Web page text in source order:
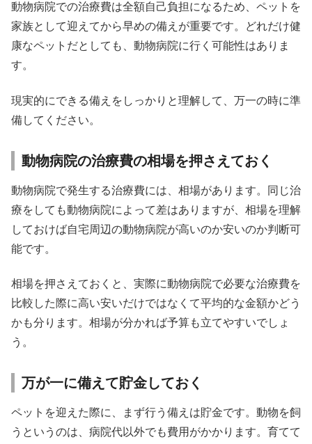
動物病院での治療費は全額自己負担になるため、ペットを
家族として迎えてから早めの備えが重要です。どれだけ健
康なペットだとしても、動物病院に行く可能性はありま
す。
現実的にできる備えをしっかりと理解して、万一の時に準
備してください。
動物病院の治療費の相場を押さえておく
動物病院で発生する治療費には、相場があります。同じ治
療をしても動物病院によって差はありますが、相場を理解
しておけば自宅周辺の動物病院が高いのか安いのか判断可
能です。
相場を押さえておくと、実際に動物病院で必要な治療費を
比較した際に高い安いだけではなくて平均的な金額かどう
かも分ります。相場が分かれば予算も立てやすいでしょ
う。
万が一に備えて貯金しておく
ペットを迎えた際に、まず行う備えは貯金です。動物を飼
うというのは、病院代以外でも費用がかかります。育てて